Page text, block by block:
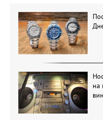
на